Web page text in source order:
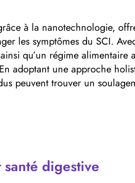
à la nanotechnologie,
les symptômes du SCI.
qu’un régime alimentaire
adoptant une approche
peuvent trouver un
digestive